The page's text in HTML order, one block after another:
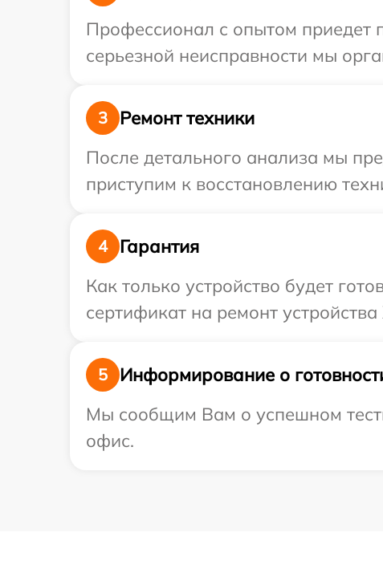
Профессионал с опытом приедет
серьезной неисправности мы
3
Ремонт техники
После детального анализа мы
приступим к восстановлению
4
Гарантия
Как только устройство будет
сертификат на ремонт
5
Информирование о
Мы сообщим Вам о успешном
офис.